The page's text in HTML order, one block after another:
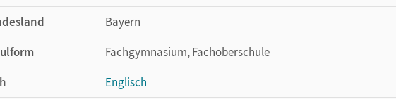
Bayern
Fachgymnasium, Fachoberschule
Englisch